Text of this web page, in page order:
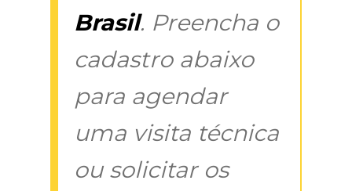
Brasil. Preencha o
cadastro abaixo
para agendar
uma visita técnica
ou solicitar os